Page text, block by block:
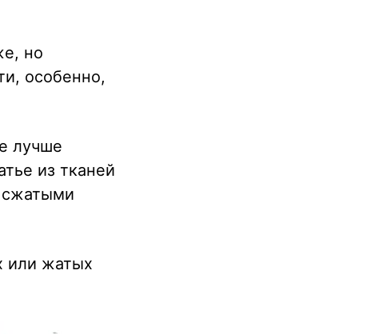
но
особенно,
лучше
из тканей
сжатыми
или жатых